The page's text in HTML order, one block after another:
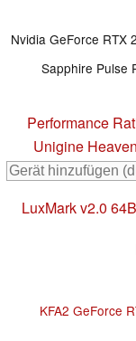
Nvidia GeForce RTX
Sapphire Pulse
Performance
Unigine
LuxMark v2.0
KFA2 GeForce